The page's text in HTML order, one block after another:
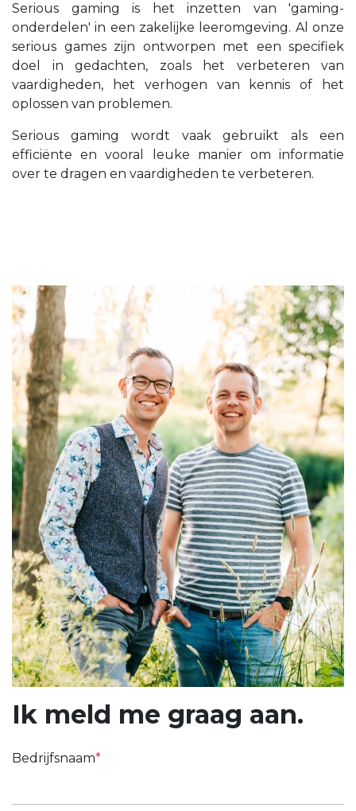
Serious gaming is het inzetten van 'gaming-
onderdelen' in een zakelijke leeromgeving. Al onze
serious games zijn ontworpen met een specifiek
doel in gedachten, zoals het verbeteren van
vaardigheden, het verhogen van kennis of het
oplossen van problemen.
Serious gaming wordt vaak gebruikt als een
efficiënte en vooral leuke manier om informatie
over te dragen en vaardigheden te verbeteren.
Ik meld me graag aan.
Bedrijfsnaam